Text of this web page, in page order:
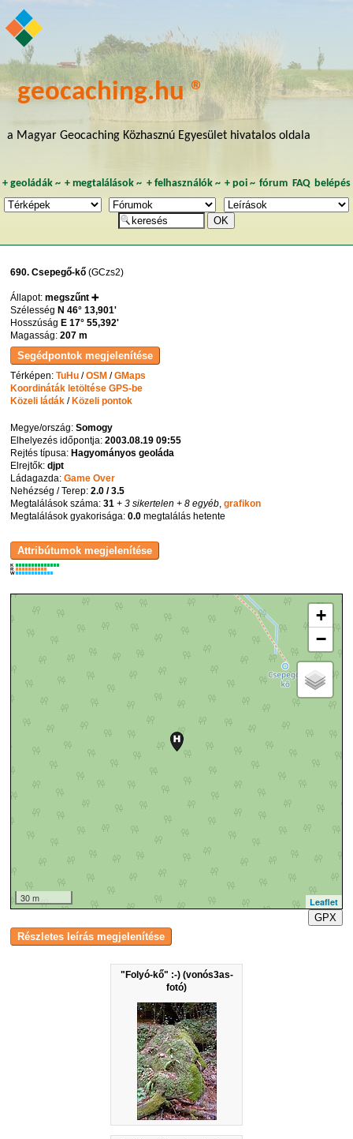
geocaching.hu ®
a Magyar Geocaching Közhasznú Egyesület hivatalos oldala
+ geoládák~ +megtalálások ~ + felhasználók~ + poi~ fórum FAQ belépés
690. Csepegő-kő (GCzs2)
"Folyó-kő" :-) (vonós3as-
fotó)
Állapot:megszűnt ➕
SzélességN 46° 13,901'
HosszúságE 17° 55,392'
Magasság:207 m
Térképen:TuHu /OSM /GMaps
Koordináták letöltése GPS-be
Közeli ládák / Közeli pontok
Megye/ország:Somogy
Elhelyezés időpontja:2003.08.19 09:55
Rejtés típusa: Hagyományos geoláda
Elrejtők:djpt
Ládagazda:Game Over
Nehézség / Terep:2.0 / 3.5
Megtalálások száma:31 + 3 sikertelen + 8 egyéb,grafikon
Megtalálások gyakorisága:0.0 megtalálás hetente
K
R
W
+
−
30 m
Leaflet
GPX